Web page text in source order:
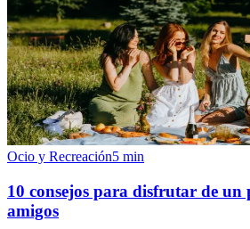
Ocio y Recreación5 min
10 consejos para disfrutar de un
amigos